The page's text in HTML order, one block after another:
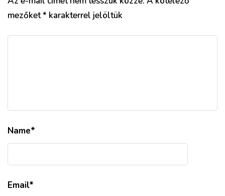
mezőket* karakterrel jelöltük
Name*
Email*